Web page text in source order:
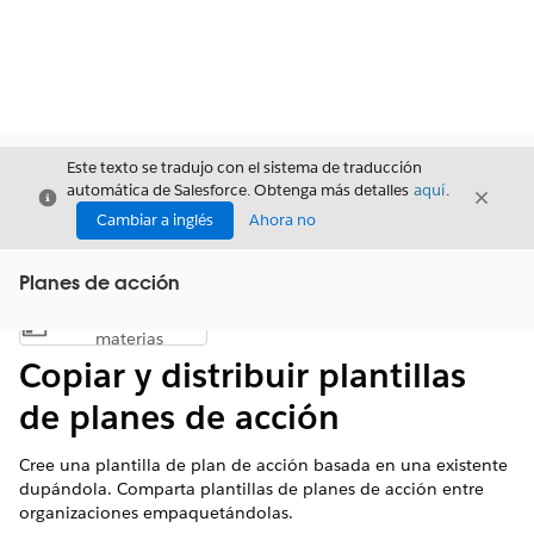
Cerrar
Este texto se tradujo con el sistema de traducción
automática de Salesforce. Obtenga más detalles aquí.
Cambiar a inglés
Ahora no
Cerrar
Planes de acción
Mostrar índice de materias
materias
Copiar y distribuir plantillas
de planes de acción
Cree una plantilla de plan de acción basada en una existente
dupándola. Comparta plantillas de planes de acción entre
organizaciones empaquetándolas.